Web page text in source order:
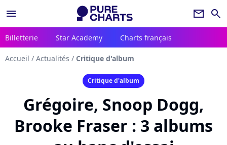
menu newsletter search
Billetterie Star Academy Charts français
Accueil / Actualités / Critique d'album
Critique d'album
Grégoire, Snoop Dogg,
Brooke Fraser : 3 albums